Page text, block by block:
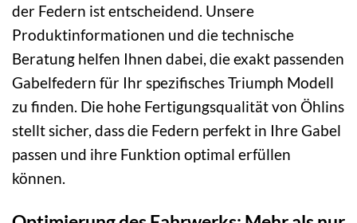
der Federn ist entscheidend. Unsere
Produktinformationen und die technische
Beratung helfen Ihnen dabei, die exakt passenden
Gabelfedern für Ihr spezifisches Triumph Modell
zu finden. Die hohe Fertigungsqualität von Öhlins
stellt sicher, dass die Federn perfekt in Ihre Gabel
passen und ihre Funktion optimal erfüllen
können.